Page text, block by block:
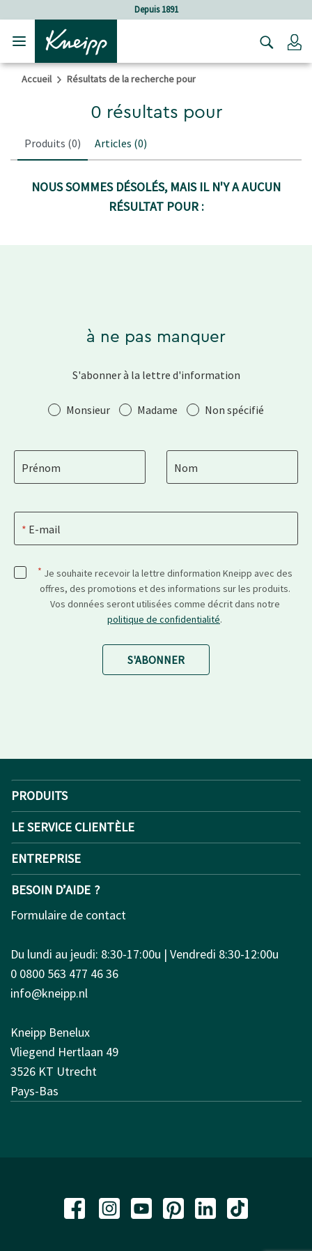
Sauter au contenu du pied de page
Depuis 1891
Accueil Résultats de la recherche pour
0 résultats pour
Produits (0) Articles (0)
NOUS SOMMES DÉSOLÉS, MAIS IL N'Y A AUCUN
RÉSULTAT POUR :
à ne pas manquer
S'abonner à la lettre d'information
SalutationMonsieur Madame Non spécifié
Prénom Nom
E-mail
* Je souhaite recevoir la lettre dinformation Kneipp avec des
offres, des promotions et des informations sur les produits.
Vos données seront utilisées comme décrit dans notre
politique de confidentialité.
S'ABONNER
PRODUITS
LE SERVICE CLIENTÈLE
ENTREPRISE
BESOIN D’AIDE ?
Formulaire de contact
Du lundi au jeudi: 8:30-17:00u | Vendredi 8:30-12:00u
0 0800 563 477 46 36
info@kneipp.nl
Kneipp Benelux
Vliegend Hertlaan 49
3526 KT Utrecht
Pays-Bas